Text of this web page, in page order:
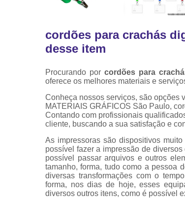
cordões para crachás
desse item
Procurando por cordões para
oferece os melhores materiais e
Conheça nossos serviços, são opções
MATERIAIS GRÁFICOS São Paulo,
Contando com profissionais
cliente, buscando a sua satisfação e
As impressoras são dispositivos
possível fazer a impressão de
possível passar arquivos e outros
tamanho, forma, tudo como a pessoa
diversas transformações com o
forma, nos dias de hoje, esses
diversos outros itens, como é possível